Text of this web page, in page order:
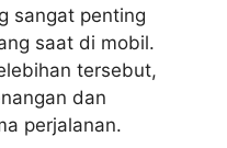
sangat penting
saat di mobil.
tersebut,
dan
perjalanan.